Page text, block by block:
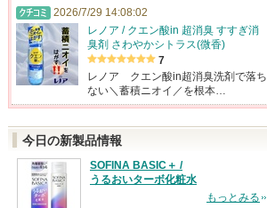
2026/7/29 14:08:02
レノア / クエン酸in 超消臭 すすぎ消
臭剤 さわやかシトラス(微香)
7
レノア クエン酸in超消臭洗剤で落ち
ない＼蓄積ニオイ／を根本…
今日の新製品情報
SOFINA BASIC＋ /
うるおいターボ化粧水
もっとみる